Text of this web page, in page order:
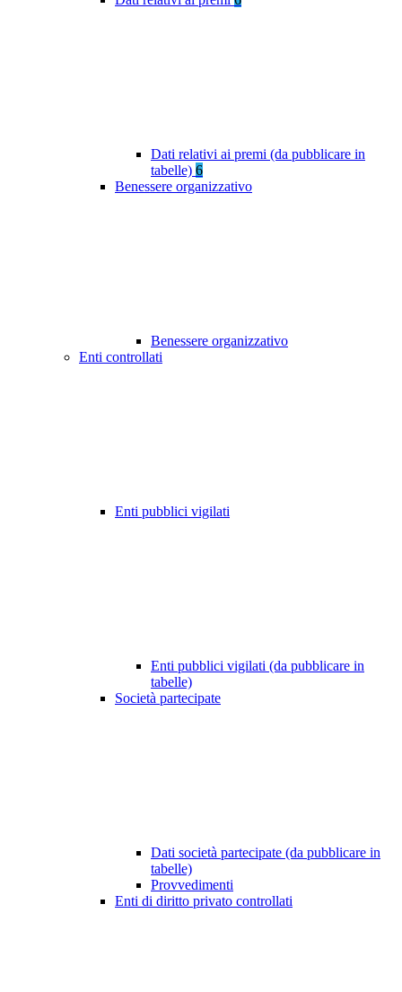
Dati relativi ai premi (da pubblicare in
tabelle) 6
Benessere organizzativo
Benessere organizzativo
Enti controllati
Enti pubblici vigilati
Enti pubblici vigilati (da pubblicare in
tabelle)
Società partecipate
Dati società partecipate (da pubblicare in
tabelle)
Provvedimenti
Enti di diritto privato controllati